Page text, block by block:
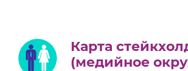
Карта
(медийное